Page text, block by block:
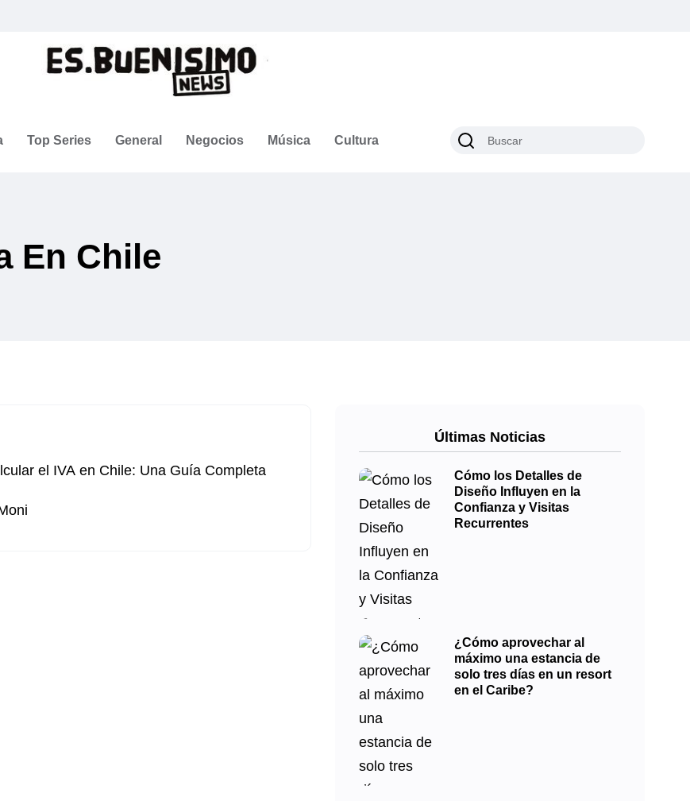
Top Series General Negocios Música Cultura
En Chile
el IVA en Chile: Una Guía Completa
Últimas Noticias
Cómo los Detalles de
Diseño Influyen en la
Confianza y Visitas
Recurrentes
¿Cómo aprovechar al
máximo una estancia de
solo tres días en un resort
en el Caribe?